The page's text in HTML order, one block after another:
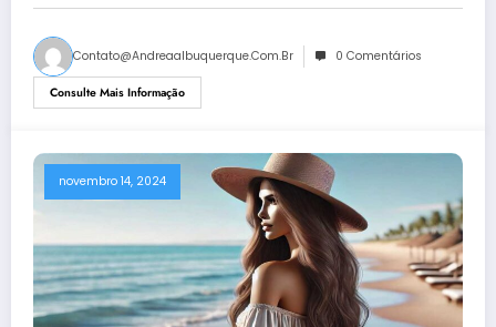
Contato@andreaalbuquerque.com.br 0 Comentários
Consulte Mais Informação
novembro 14, 2024